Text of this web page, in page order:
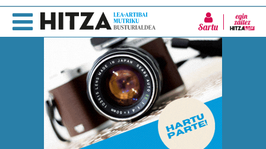
Sartu